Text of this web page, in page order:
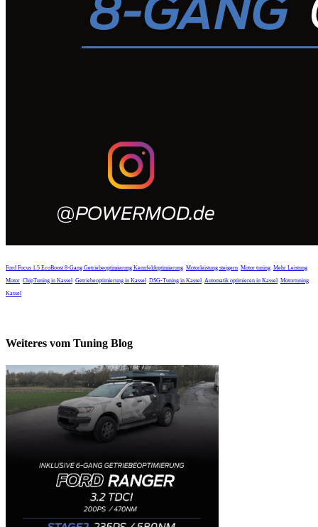
Ford Focus 1.5 EcoBoost 8-Gang Getriebeoptimierung Kennfeldoptimierung Motorleistung steigern Motor tuning Mehr Leistung
Motor ChipTuning in Kassel Getriebeoptimierung in Kassel DSG-Tuning in Kassel Automatik optimieren in Kassel Motortuning
Kassel
Weiteres vom Tuning Blog